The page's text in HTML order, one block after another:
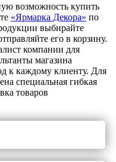
возможность купить
«Ярмарка Декора» по
выбирайте
его в корзину.
компании для
магазина
к каждому клиенту. Для
специальная гибкая
товаров